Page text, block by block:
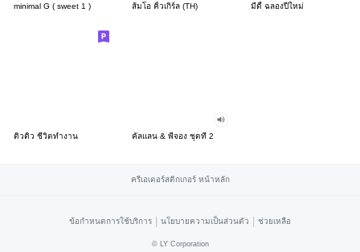
minimal G ( sweet 1 ) ส้มโอ คิ้วเกิร์ล (TH) มีดี้ ฉลองปีใหม่
ดิวดิว ชีวิตทำงาน คัลแลน & พี่จอง ชุดที่ 2
ครีเอเตอร์สติกเกอร์ หน้าหลัก
ข้อกำหนดการใช้บริการ | นโยบายความเป็นส่วนตัว | ช่วยเหลือ
© LY Corporation